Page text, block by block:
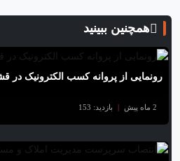
همچنین ببینید
رونمایی از پروانه کسب الکترونیک در
2 ماه پیش | بازدید: 153